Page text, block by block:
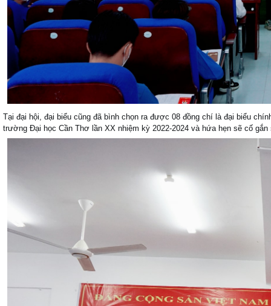
Tại đại hội, đại biểu cũng đã bình chọn ra được 08 đồng chí là đại biểu
trường Đại học Cần Thơ lần XX nhiệm kỳ 2022-2024 và hứa hẹn sẽ cố